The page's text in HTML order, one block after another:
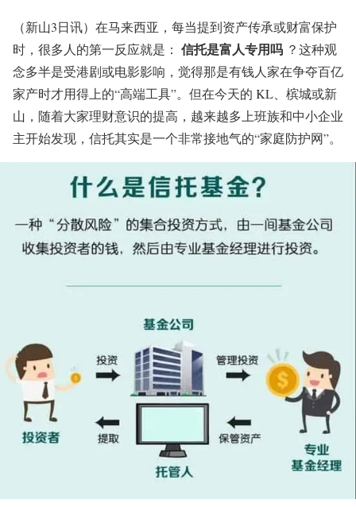
（新山3日讯）在马来西亚，每当提到资产传承或财富保护
时，很多人的第一反应就是： 信托是富人专用吗 ？这种观
念多半是受港剧或电影影响，觉得那是有钱人家在争夺百亿
家产时才用得上的“高端工具”。但在今天的 KL、槟城或新
山，随着大家理财意识的提高，越来越多上班族和中小企业
主开始发现，信托其实是一个非常接地气的“家庭防护网”。